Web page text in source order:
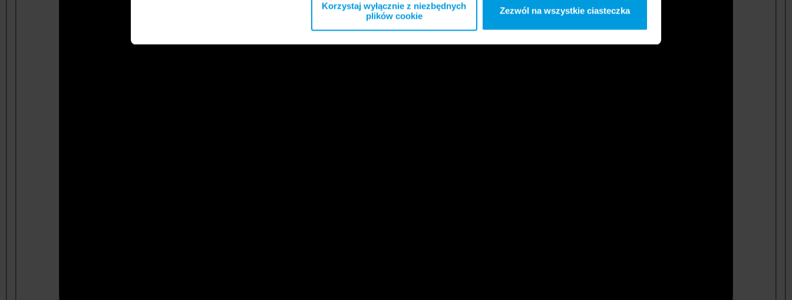
Korzystaj wyłącznie z niezbędnych
plików cookie
Zezwól na wszystkie ciasteczka